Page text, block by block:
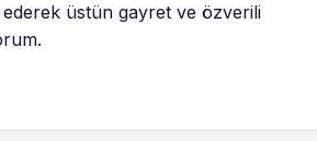
üstün gayret ve özverili